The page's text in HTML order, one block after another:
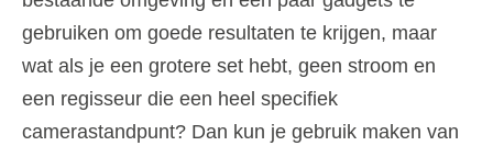
gebruiken om goede resultaten te krijgen, maar
wat als je een grotere set hebt, geen stroom en
een regisseur die een heel specifiek
camerastandpunt? Dan kun je gebruik maken van